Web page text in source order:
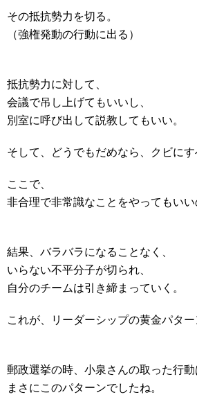
その抵抗勢力を切る。
（強権発動の行動に出る）
抵抗勢力に対して、
会議で吊し上げてもいいし、
別室に呼び出して説教してもいい。
そして、どうでもだめなら、クビにす
ここで、
非合理で非常識なことをやってもいい
結果、バラバラになることなく、
いらない不平分子が切られ、
自分のチームは引き締まっていく。
これが、リーダーシップの黄金パター
郵政選挙の時、小泉さんの取った行動
まさにこのパターンでしたね。